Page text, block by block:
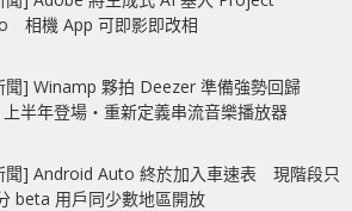
相機 App 可即影即改相
聞] Winamp 夥拍 Deezer 準備強勢回歸
上半年登場‧重新定義串流音樂播放器
聞] Android Auto 終於加入車速表 現階段只
beta 用戶同少數地區開放